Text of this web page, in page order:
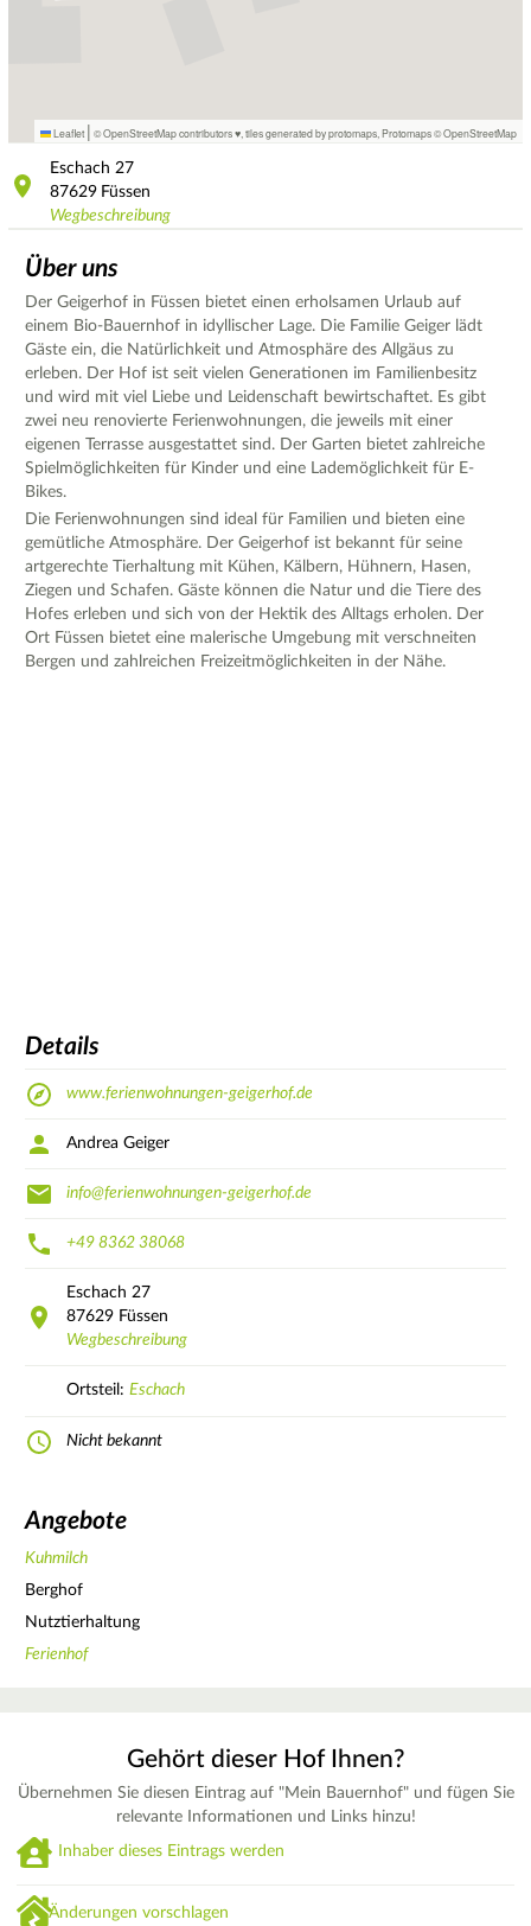
Leaflet | © OpenStreetMap contributors ♥, tiles generated by protomaps Protomaps©OpenStreetMap
Eschach 27
87629 Füssen
Wegbeschreibung
Über uns
Der Geigerhof in Füssen bietet einen erholsamen Urlaub auf
einem Bio-Bauernhof in idyllischer Lage. Die Familie Geiger lädt
Gäste ein, die Natürlichkeit und Atmosphäre des Allgäus zu
erleben. Der Hof ist seit vielen Generationen im Familienbesitz
und wird mit viel Liebe und Leidenschaft bewirtschaftet. Es gibt
zwei neu renovierte Ferienwohnungen, die jeweils mit einer
eigenen Terrasse ausgestattet sind. Der Garten bietet zahlreiche
Spielmöglichkeiten für Kinder und eine Lademöglichkeit für E-
Bikes.
Die Ferienwohnungen sind ideal für Familien und bieten eine
gemütliche Atmosphäre. Der Geigerhof ist bekannt für seine
artgerechte Tierhaltung mit Kühen, Kälbern, Hühnern, Hasen,
Ziegen und Schafen. Gäste können die Natur und die Tiere des
Hofes erleben und sich von der Hektik des Alltags erholen. Der
Ort Füssen bietet eine malerische Umgebung mit verschneiten
Bergen und zahlreichen Freizeitmöglichkeiten in der Nähe.
Details
www.ferienwohnungen-geigerhof.de
Andrea Geiger
info@ferienwohnungen-geigerhof.de
+49 8362 38068
Eschach 27
87629 Füssen
Wegbeschreibung
Ortsteil: Eschach
Nicht bekannt
Angebote
Kuhmilch
Berghof
Nutztierhaltung
Ferienhof
Gehört dieser Hof Ihnen?
Übernehmen Sie diesen Eintrag auf "Mein Bauernhof" und fügen Sie
relevante Informationen und Links hinzu!
Inhaber dieses Eintrags werden
Änderungen vorschlagen